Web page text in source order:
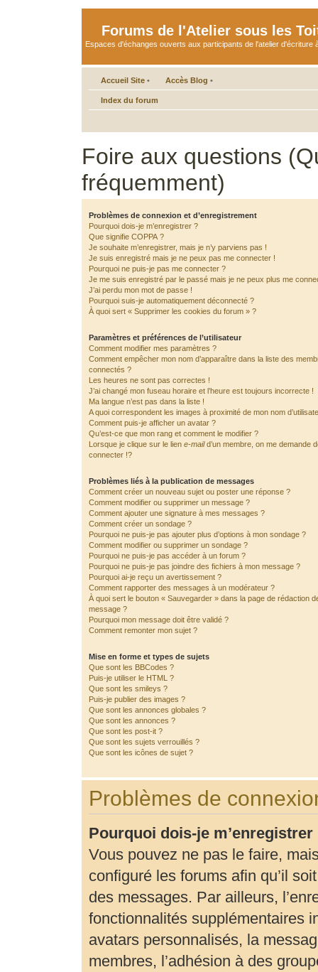
Forums de l'Atelier sous les
Espaces d'échanges ouverts aux participants de l'atelier d'écriture
Accueil Site • Accès Blog •
Index du forum
Foire aux questions
fréquemment)
Problèmes de connexion et d’enregistrement
Pourquoi dois-je m’enregistrer ?
Que signifie COPPA ?
Je souhaite m’enregistrer, mais je n’y parviens pas !
Je suis enregistré mais je ne peux pas me connecter !
Pourquoi ne puis-je pas me connecter ?
Je me suis enregistré par le passé mais je ne peux plus me
J’ai perdu mon mot de passe !
Pourquoi suis-je automatiquement déconnecté ?
À quoi sert « Supprimer les cookies du forum » ?
Paramètres et préférences de l’utilisateur
Comment modifier mes paramètres ?
Comment empêcher mon nom d’apparaître dans la liste des
connectés ?
Les heures ne sont pas correctes !
J’ai changé mon fuseau horaire et l’heure est toujours incorrecte !
Ma langue n’est pas dans la liste !
A quoi correspondent les images à proximité de mon nom
Comment puis-je afficher un avatar ?
Qu’est-ce que mon rang et comment le modifier ?
Lorsque je clique sur le lien e-maild’un membre, on me demande
connecter !?
Problèmes liés à la publication de messages
Comment créer un nouveau sujet ou poster une réponse ?
Comment modifier ou supprimer un message ?
Comment ajouter une signature à mes messages ?
Comment créer un sondage ?
Pourquoi ne puis-je pas ajouter plus d’options à mon sondage ?
Comment modifier ou supprimer un sondage ?
Pourquoi ne puis-je pas accéder à un forum ?
Pourquoi ne puis-je pas joindre des fichiers à mon message ?
Pourquoi ai-je reçu un avertissement ?
Comment rapporter des messages à un modérateur ?
À quoi sert le bouton « Sauvegarder » dans la page de rédaction
message ?
Pourquoi mon message doit être validé ?
Comment remonter mon sujet ?
Mise en forme et types de sujets
Que sont les BBCodes ?
Puis-je utiliser le HTML ?
Que sont les smileys ?
Puis-je publier des images ?
Que sont les annonces globales ?
Que sont les annonces ?
Que sont les post-it ?
Que sont les sujets verrouillés ?
Que sont les icônes de sujet ?
Problèmes de
Pourquoi dois-je m’enregistrer
Vous pouvez ne pas le faire,
configuré les forums afin qu’il
des messages. Par ailleurs,
fonctionnalités supplémentaires
avatars personnalisés, la
membres, l’adhésion à des